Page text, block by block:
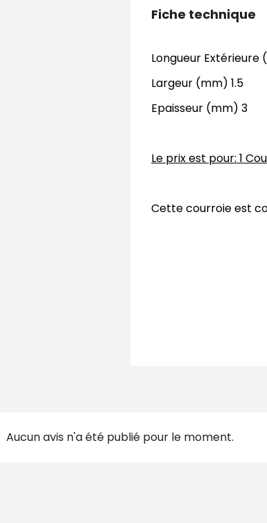
Fiche technique
Longueur Extérieure
Largeur (mm) 1.5
Epaisseur (mm) 3
Le prix est pour: 1
Cette courroie est
Aucun avis n'a été publié pour le moment.